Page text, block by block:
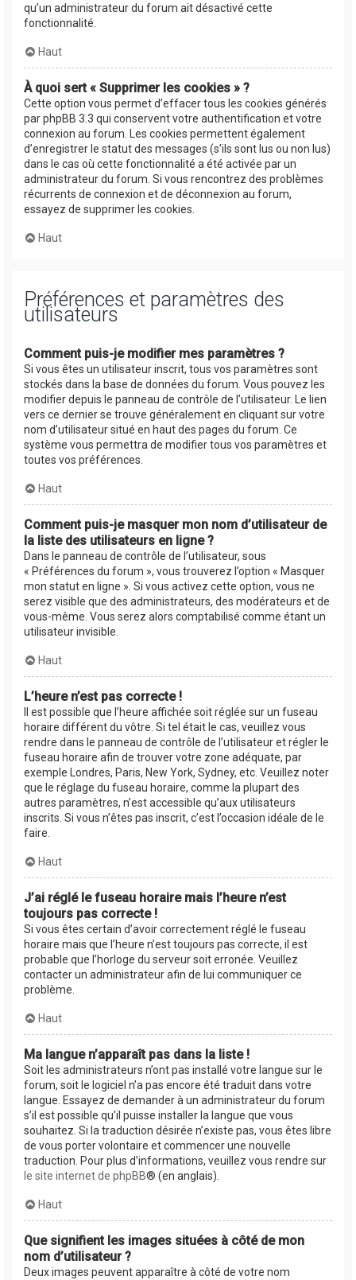
qu’un administrateur du forum ait désactivé cette
fonctionnalité.
Haut
À quoi sert « Supprimer les cookies » ?
Cette option vous permet d’effacer tous les cookies générés
par phpBB 3.3 qui conservent votre authentification et votre
connexion au forum. Les cookies permettent également
d’enregistrer le statut des messages (s’ils sont lus ou non lus)
dans le cas où cette fonctionnalité a été activée par un
administrateur du forum. Si vous rencontrez des problèmes
récurrents de connexion et de déconnexion au forum,
essayez de supprimer les cookies.
Haut
Préférences et paramètres des
utilisateurs
Comment puis-je modifier mes paramètres ?
Si vous êtes un utilisateur inscrit, tous vos paramètres sont
stockés dans la base de données du forum. Vous pouvez les
modifier depuis le panneau de contrôle de l’utilisateur. Le lien
vers ce dernier se trouve généralement en cliquant sur votre
nom d’utilisateur situé en haut des pages du forum. Ce
système vous permettra de modifier tous vos paramètres et
toutes vos préférences.
Haut
Comment puis-je masquer mon nom d’utilisateur de
la liste des utilisateurs en ligne ?
Dans le panneau de contrôle de l’utilisateur, sous
« Préférences du forum », vous trouverez l’option « Masquer
mon statut en ligne ». Si vous activez cette option, vous ne
serez visible que des administrateurs, des modérateurs et de
vous-même. Vous serez alors comptabilisé comme étant un
utilisateur invisible.
Haut
L’heure n’est pas correcte !
Il est possible que l’heure affichée soit réglée sur un fuseau
horaire différent du vôtre. Si tel était le cas, veuillez vous
rendre dans le panneau de contrôle de l’utilisateur et régler le
fuseau horaire afin de trouver votre zone adéquate, par
exemple Londres, Paris, New York, Sydney, etc. Veuillez noter
que le réglage du fuseau horaire, comme la plupart des
autres paramètres, n’est accessible qu’aux utilisateurs
inscrits. Si vous n’êtes pas inscrit, c’est l’occasion idéale de le
faire.
Haut
J’ai réglé le fuseau horaire mais l’heure n’est
toujours pas correcte !
Si vous êtes certain d’avoir correctement réglé le fuseau
horaire mais que l’heure n’est toujours pas correcte, il est
probable que l’horloge du serveur soit erronée. Veuillez
contacter un administrateur afin de lui communiquer ce
problème.
Haut
Ma langue n’apparaît pas dans la liste !
Soit les administrateurs n’ont pas installé votre langue sur le
forum, soit le logiciel n’a pas encore été traduit dans votre
langue. Essayez de demander à un administrateur du forum
s’il est possible qu’il puisse installer la langue que vous
souhaitez. Si la traduction désirée n’existe pas, vous êtes libre
de vous porter volontaire et commencer une nouvelle
traduction. Pour plus d’informations, veuillez vous rendre sur
le site internet de phpBB® (en anglais).
Haut
Que signifient les images situées à côté de mon
nom d’utilisateur ?
Deux images peuvent apparaître à côté de votre nom